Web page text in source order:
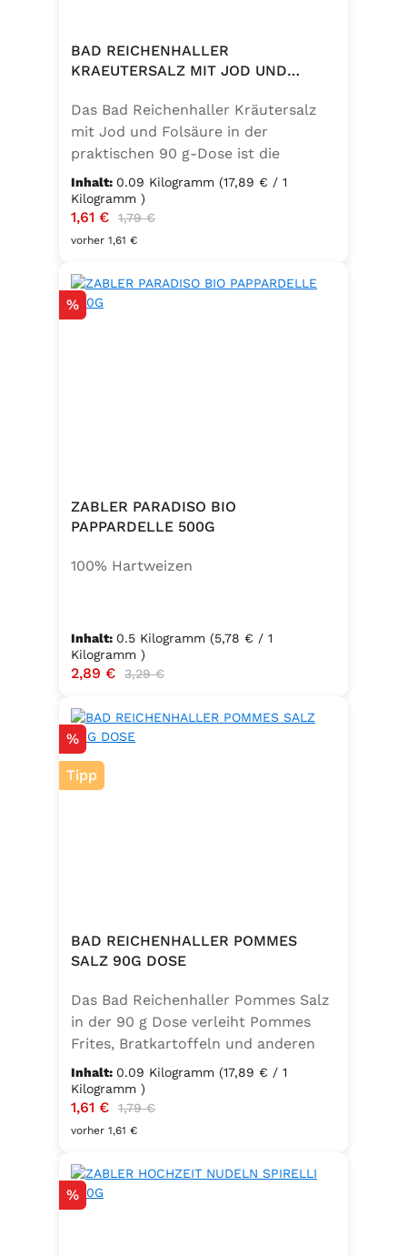
BAD REICHENHALLER
KRAEUTERSALZ MIT JOD UND
Das Bad Reichenhaller Kräutersalz
mit Jod und Folsäure in der
praktischen 90 g-Dose ist die
aromatische Würzmischung für eine
bewusste Ernährung. Fein
abgestimmte Gartenkräuter
verbinden sich mit hochwertigem
Küchenhelfer. Ideal zum Würzen von
Suppen, Salaten, Gemüse- und
Lorbeer, Rosmarin, Oregano,
Thymian), Trennmittel Calciumsalze
Kaliumjodat.
Inhalt: 0.09 Kilogramm (17,89 € / 1
Kilogramm )
Verkaufspreis:
1,61 € Regulärer Preis:
1,79 €
vorher 1,61 €
Rabatt
%
ZABLER PARADISO BIO
PAPPARDELLE 500G
100% Hartweizen
Inhalt: 0.5 Kilogramm (5,78 € / 1
Kilogramm )
Verkaufspreis:
2,89 € Regulärer Preis:
3,29 €
Rabatt
%
Tipp
BAD REICHENHALLER POMMES
SALZ 90G DOSE
Das Bad Reichenhaller Pommes Salz
in der 90 g Dose verleiht Pommes
Frites, Bratkartoffeln und anderen
Kartoffelspezialitäten den perfekten
Geschmack – ganz ohne
Geschmacksverstärker. Die feine
Mischung ist vegan, glutenfrei und
bewusste Ernährung und
unkomplizierte Würzung in der
Inhalt: 0.09 Kilogramm (17,89 € / 1
Kilogramm )
Verkaufspreis:
1,61 € Regulärer Preis:
1,79 €
vorher 1,61 €
Rabatt
%